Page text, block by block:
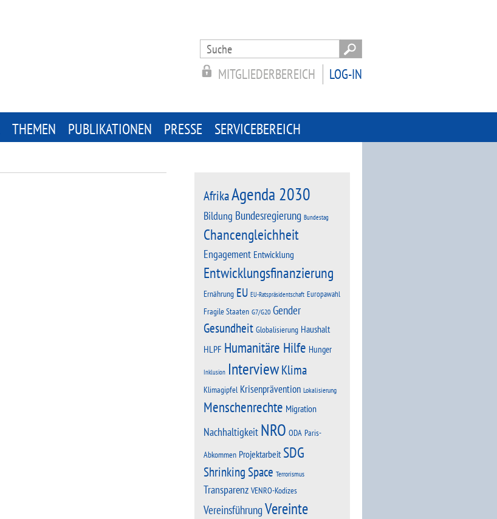
Search
for:
LOG-IN
MITGLIEDERBEREICH
THEMEN PUBLIKATIONEN PRESSE SERVICEBEREICH
AfrikaAgenda 2030
Bildung Bundesregierung Bundestag
Chancengleichheit
Engagement Entwicklung
Entwicklungsfinanzierung
Ernährung EU EU-Ratspräsidentschaft Europawahl
Fragile Staaten G7/G20 Gender
Gesundheit Globalisierung Haushalt
HLPF Humanitäre Hilfe Hunger
Inklusion Interview Klima
Klimagipfel Krisenprävention Lokalisierung
Menschenrechte Migration
Nachhaltigkeit NRO ODA Paris-
Abkommen Projektarbeit SDG
Shrinking Space Terrorismus
Transparenz VENRO-Kodizes
VereinsführungVereinte